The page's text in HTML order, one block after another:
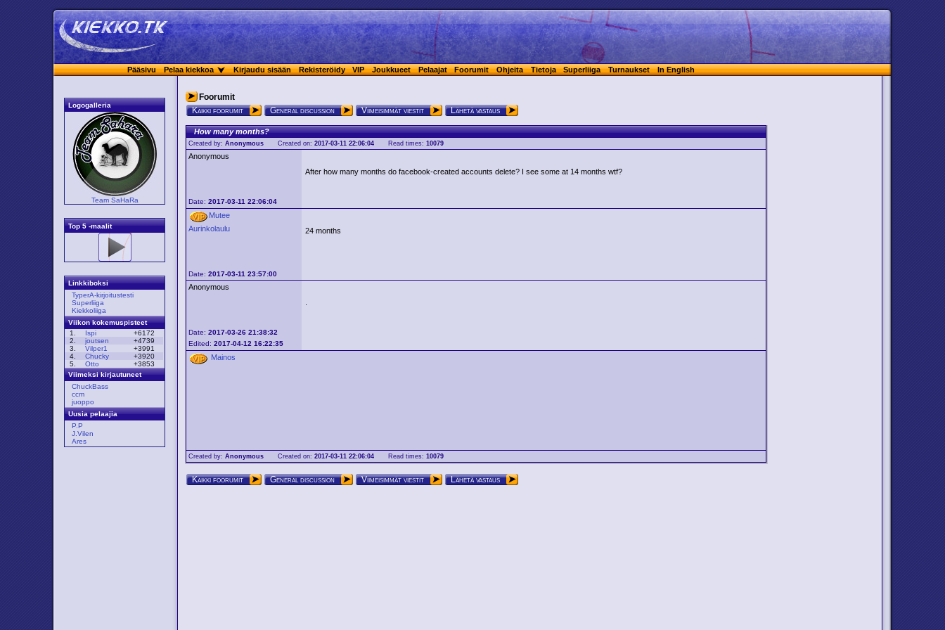
Pääsivu Pelaa kiekkoa Kirjaudu sisään Rekisteröidy VIP Joukkueet Pelaajat Foorumit Ohjeita Tietoja Superliiga Turnaukset In English
Logogalleria
Team SaHaRa
Top 5 -maalit
Linkkiboksi
TyperA-kirjoitustesti
Superliiga
Kiekkoliiga
Viikon kokemuspisteet
1.
Ispi
+6172
2.
joutsen
+4739
3.
Vilper1
+3991
4.
Chucky
+3920
5.
Otto
+3853
Viimeksi kirjautuneet
ChuckBass
ccm
juoppo
Uusia pelaajia
P.P
J.Vilen
Ares
Foorumit
Kaikki foorumit General discussion Viimeisimmät viestit Lähetä vastaus
How many months?
Created by: Anonymous Created on:2017-03-11 22:06:04 Read times:10079
Anonymous
Date:2017-03-11 22:06:04
After how many months do facebook-created accounts delete? I see some at 14 months wtf?
Mutee
Aurinkolaulu
Date:2017-03-11 23:57:00
24 months
Anonymous
Date:2017-03-26 21:38:32
Edited:2017-04-12 16:22:35
Mainos
Created by: Anonymous Created on:2017-03-11 22:06:04 Read times:10079
Kaikki foorumit General discussion Viimeisimmät viestit Lähetä vastaus